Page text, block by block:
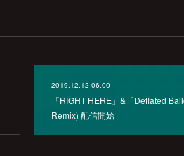
2019.12.12 06:00
「RIGHT HERE」&「Deflated
Remix) 配信開始